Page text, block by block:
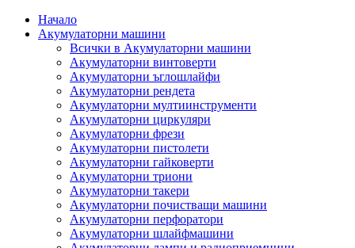
Начало
Акумулаторни машини
Всички в Акумулаторни машини
Акумулаторни винтоверти
Акумулаторни ъглошлайфи
Акумулаторни рендета
Акумулаторни мултиинструменти
Акумулаторни циркуляри
Акумулаторни фрези
Акумулаторни пистолети
Акумулаторни гайковерти
Акумулаторни триони
Акумулаторни такери
Акумулаторни почистващи машини
Акумулаторни перфоратори
Акумулаторни шлайфмашини